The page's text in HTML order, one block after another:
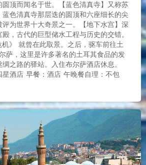
顶而闻名于世。【蓝色清真寺】又称苏
色清真寺那层迭的圆顶和六座细长的尖
为世界十大奇景之一。【地下水宫】深
，古代的巨型储水工程与历史的交错。
》 就曾在此取景。之后，驱车前往土
萨，这里是许多著名的土耳其食品的发
之路的驿站。入住布尔萨酒店休息。
星酒店 早餐：酒店 午晚餐自理：不包